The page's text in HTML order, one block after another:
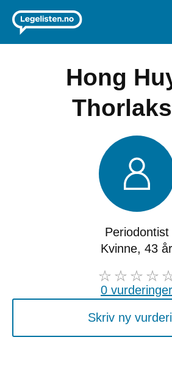
Hong
Periodontist
Kvinne, 43 år
0 vurderinger
Skriv ny